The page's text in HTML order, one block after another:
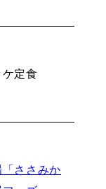
定食
ささみか